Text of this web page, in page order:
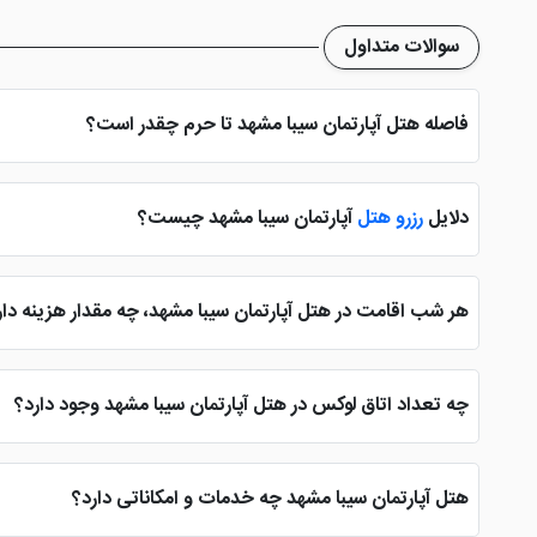
سوالات متداول
فاصله هتل آپارتمان سیبا مشهد تا حرم چقدر است؟
هتل آپارتمان سیبا مشهد از نظر موقعیت مکانی حدود 8 تا 10 دقیقه با حرم مطهر رضوی به صورت پیاده فاصله دارد که البته امکان استفاده از خودرو برای دسترسی به بارگاه امام هشتم نیز وجود خواهد داشت.
دلایلرزرو هتلآپارتمان سیبا مشهد چیست؟
هتل آپارتمان سیبا مشهد به دلیل قرار گیری در خیابان امام رضا
این خود امری تاثیر گذار بر
هر شب اقامت در هتل آپارتمان سیبا مشهد، چه مقدار هزینه
چه تعداد اتاق لوکس در هتل آپارتمان سیبا مشهد وجود دارد؟
گفت اتاقی به عنوان لوکس در هتل آپارتمان سیبا وجود ندارد.
هتل آپارتمان سیبا مشهد چه خدمات و امکاناتی دارد؟